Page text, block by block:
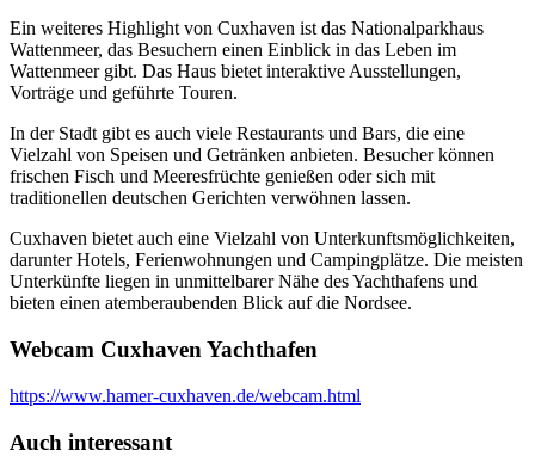
Ein weiteres Highlight von Cuxhaven ist das Nationalparkhaus
Wattenmeer, das Besuchern einen Einblick in das Leben im
Wattenmeer gibt. Das Haus bietet interaktive Ausstellungen,
Vorträge und geführte Touren.
In der Stadt gibt es auch viele Restaurants und Bars, die eine
Vielzahl von Speisen und Getränken anbieten. Besucher können
frischen Fisch und Meeresfrüchte genießen oder sich mit
traditionellen deutschen Gerichten verwöhnen lassen.
Cuxhaven bietet auch eine Vielzahl von Unterkunftsmöglichkeiten,
darunter Hotels, Ferienwohnungen und Campingplätze. Die meisten
Unterkünfte liegen in unmittelbarer Nähe des Yachthafens und
bieten einen atemberaubenden Blick auf die Nordsee.
Webcam Cuxhaven Yachthafen
https://www.hamer-cuxhaven.de/webcam.html
Auch interessant